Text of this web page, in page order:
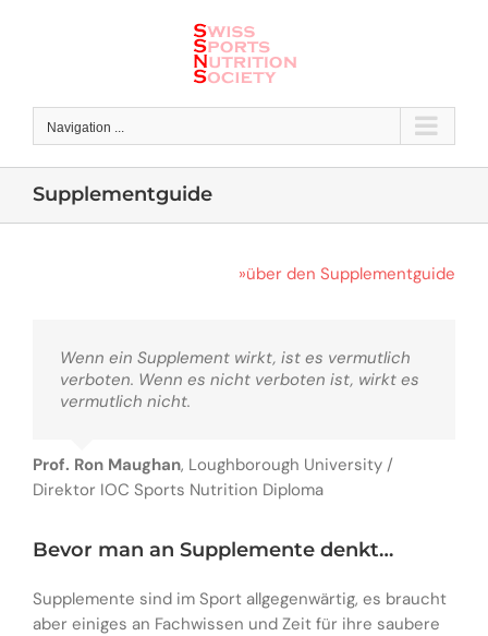
Navigation ...
Supplementguide
»über den Supplementguide
Wenn ein Supplement wirkt, ist es vermutlich
verboten. Wenn es nicht verboten ist, wirkt es
vermutlich nicht.
Prof. Ron Maughan, Loughborough University /
Direktor IOC Sports Nutrition Diploma
Bevor man an Supplemente denkt…
Supplemente sind im Sport allgegenwärtig, es braucht
aber einiges an Fachwissen und Zeit für ihre saubere